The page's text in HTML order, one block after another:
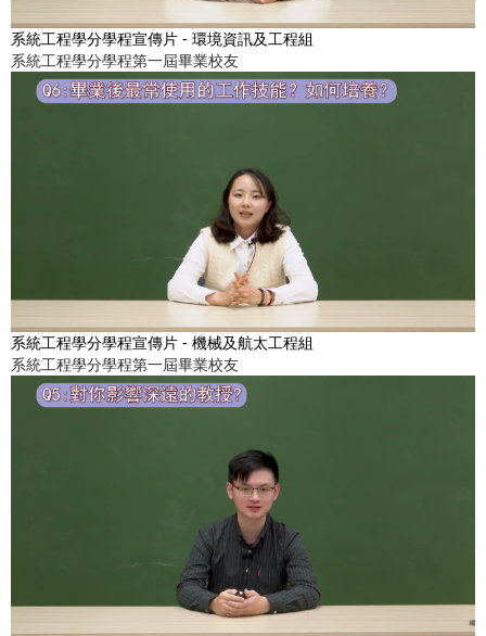
系統工程學分學程宣傳片 - 環境資訊及工程組
系統工程學分學程第一屆畢業校友
系統工程學分學程宣傳片 - 機械及航太工程組
系統工程學分學程第一屆畢業校友